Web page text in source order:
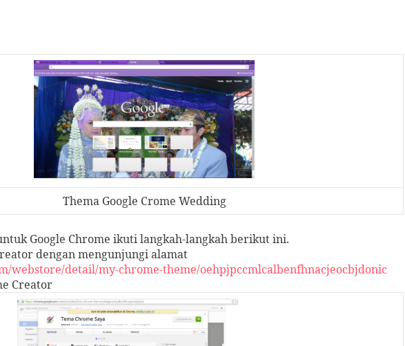
Thema Google Crome Wedding
Google Chrome ikuti langkah-langkah berikut ini.
dengan mengunjungi alamat
webstore/detail/my-chrome-theme/oehpjpccmlcalbenfhnacjeocbjdonic
Creator